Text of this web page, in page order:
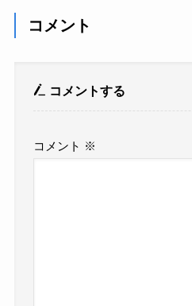
コメント
コメントする
コメント ※